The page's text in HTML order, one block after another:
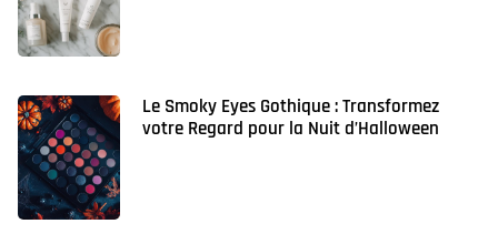
Le Smoky Eyes Gothique : Transformez
votre Regard pour la Nuit d’Halloween